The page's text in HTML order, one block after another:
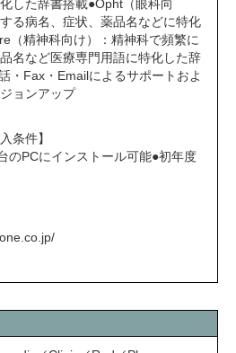
した辞書搭載●Opht（眼科向
る病名、症状、薬品名などに特化
（精神科向け）：精神科で頻繁に
名など医療専門用語に特化した辞
・Fax・Emailによるサポートおよ
ョンアップ
条件】
のPCにインストール可能●初年度